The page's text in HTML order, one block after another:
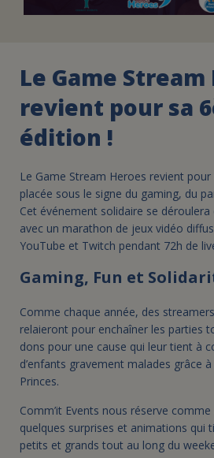
Le Game Stream
revient pour sa
édition !
Le Game Stream Heroes revient
placée sous le signe du gaming, du
Cet événement solidaire se
avec un marathon de jeux vidéo
YouTube et Twitch pendant 72h de
Gaming, Fun et
Comme chaque année, des
relaieront pour enchaîner les parties
dons pour une cause qui leur tient à
d’enfants gravement malades grâce
Princes.
Comm’it Events nous réserve
quelques surprises et animations qui
petits et grands tout au long du